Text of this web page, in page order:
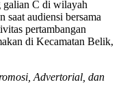
galian C di wilayah
saat audiensi bersama
pertambangan
di Kecamatan Belik,
Advertorial, dan